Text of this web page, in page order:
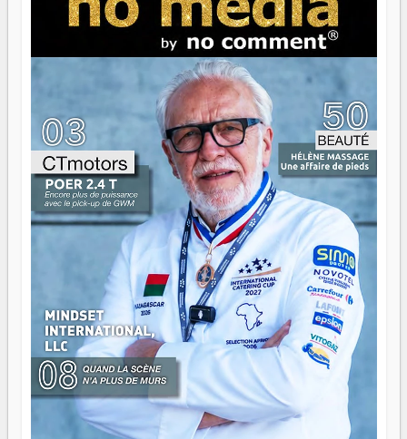
serait passer à côté d'une chose essentielle. La fougue, ça
brûle fort — et parfois, ça brûle vite. Une flamme sans
direction peut éclairer autant qu'elle peut consumer. C'est
là que les aînés entrent en scène — pas pour reprendre le
gouvernail, mais pour montrer où sont les récifs. Les jeunes
ont la force, les vieux ont l'expérience, comme on dit. Ce
n'est pas un combat de générations — c'est une question
d'équipage. Partagez vos réussites, mais aussi vos échecs.
Surtout vos échecs, d'ailleurs — ils enseignent mieux que
n'importe quel manuel. À Madagascar, la barque avance.
Il faut juste s'assurer que tout le monde rame dans le
même sens.